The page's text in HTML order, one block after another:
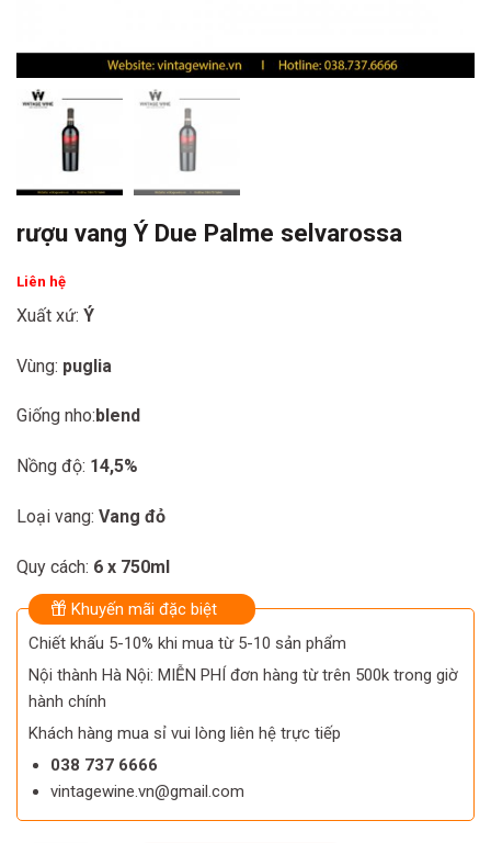
rượu vang Ý Due Palme selvarossa
Liên hệ
Xuất xứ: Ý
Vùng: puglia
Giống nho: blend
Nồng độ: 14,5%
Loại vang: Vang đỏ
Quy cách: 6 x 750ml
Khuyến mãi đặc biệt
Chiết khấu 5-10% khi mua từ 5-10 sản phẩm
Nội thành Hà Nội: MIỄN PHÍ đơn hàng từ trên 500k trong giờ
hành chính
Khách hàng mua sỉ vui lòng liên hệ trực tiếp
038 737 6666
vintagewine.vn@gmail.com